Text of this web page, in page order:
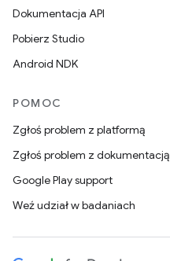
Dokumentacja API
Pobierz Studio
Android NDK
POMOC
Zgłoś problem z platformą
Zgłoś problem z dokumentacją
Google Play support
Weź udział w badaniach